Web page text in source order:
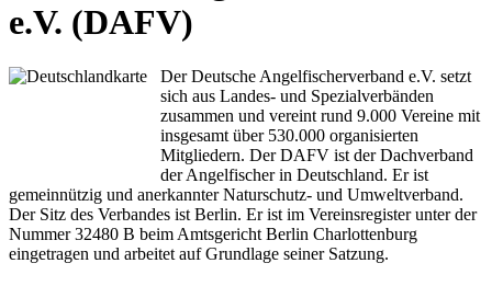
e.V. (DAFV)
Der Deutsche Angelfischerverband e.V. setzt
sich aus Landes- und Spezialverbänden
zusammen und vereint rund 9.000 Vereine mit
insgesamt über 530.000 organisierten
Mitgliedern. Der DAFV ist der Dachverband
der Angelfischer in Deutschland. Er ist
gemeinnützig und anerkannter Naturschutz- und Umweltverband.
Der Sitz des Verbandes ist Berlin. Er ist im Vereinsregister unter der
Nummer 32480 B beim Amtsgericht Berlin Charlottenburg
eingetragen und arbeitet auf Grundlage seiner Satzung.